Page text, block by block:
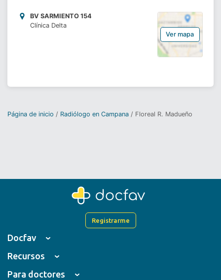
BV SARMIENTO 154
Clínica Delta
Ver mapa
Página de inicio Radiólogo en Campana Floreal R. Madueño
Registrarme
Docfav
Recursos
Para doctores